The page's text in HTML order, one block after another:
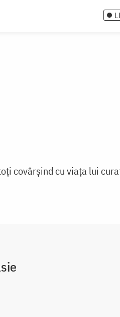
covârșind cu viața lui